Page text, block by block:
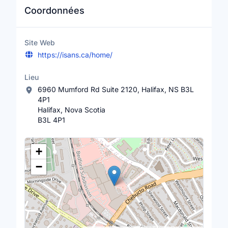
Coordonnées
Site Web
https://isans.ca/home/
Lieu
6960 Mumford Rd Suite 2120, Halifax, NS B3L
4P1
Halifax, Nova Scotia
B3L 4P1
Lieu
+
−